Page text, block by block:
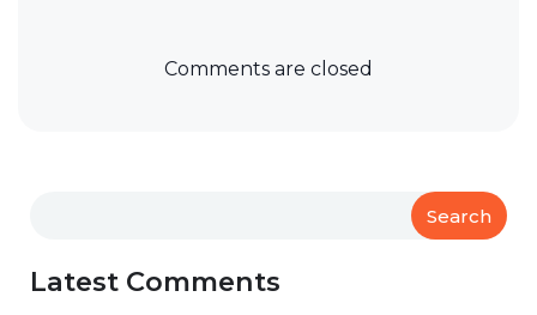
Comments are closed
Search
Latest Comments